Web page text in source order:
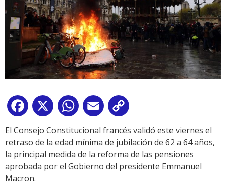
Facebook
X WhatsApp
Email
Link
El Consejo Constitucional francés validó este viernes el
retraso de la edad mínima de jubilación de 62 a 64 años,
la principal medida de la reforma de las pensiones
aprobada por el Gobierno del presidente Emmanuel
Macron.